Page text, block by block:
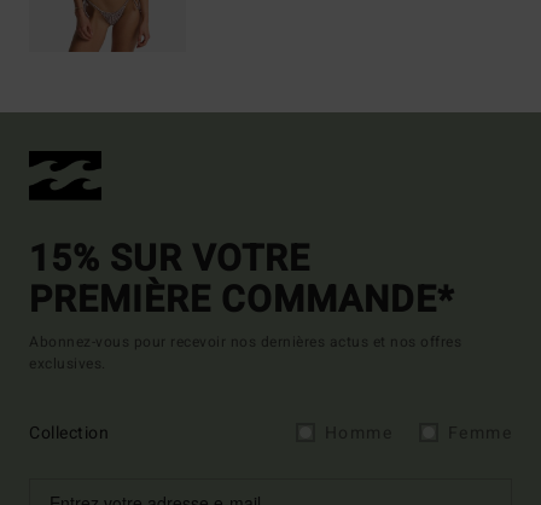
15% SUR VOTRE
PREMIÈRE COMMANDE*
Abonnez-vous pour recevoir nos dernières actus et nos offres
exclusives.
Collection